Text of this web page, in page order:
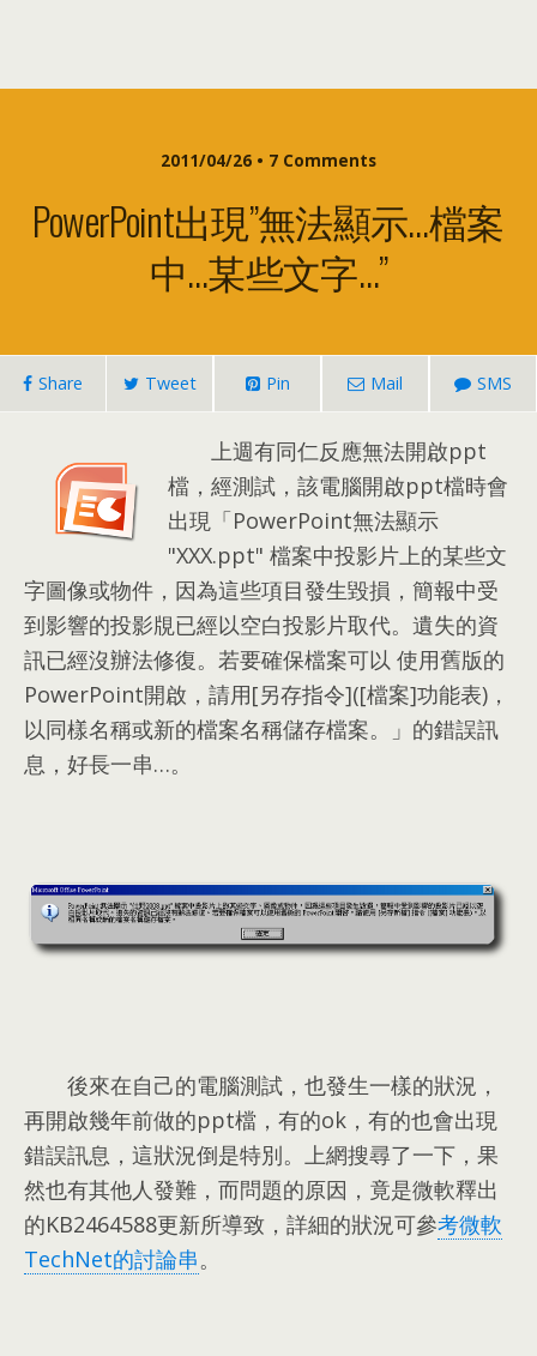
2011/04/26 • 7 Comments
PowerPoint出現”無法顯示…檔案
中…某些文字…”
Share Tweet Pin Mail SMS
上週有同仁反應無法開啟ppt
檔 ， 經測試 ， 該電腦開啟ppt檔時會
出現「PowerPoint無法顯示
"XXX.ppt" 檔案中投影片上的某些文
字圖像或物件 ， 因為這些項目發生毀損 ， 簡報中受
到影響的投影覑已經以空白投影片取代。 遺失的資
訊已經沒辦法修復。 若要確保檔案可以 使用舊版的
PowerPoint開啟 ， 請用[另存指令]([檔案]功能表)，
以同樣名稱或新的檔案名稱儲存檔案。
」的錯誤訊
息 ， 好長一串…。
後來在自己的電腦測試 ， 也發生一樣的狀況 ，
再開啟幾年前做的ppt檔 ， 有的ok ， 有的也會出現
錯誤訊息 ， 這狀況倒是特別。 上網搜尋了一下 ， 果
然也有其他人發難 ， 而問題的原因 ， 竟是微軟釋出
的KB2464588更新所導致 ， 詳細的狀況可參考微軟
TechNet的討論串。